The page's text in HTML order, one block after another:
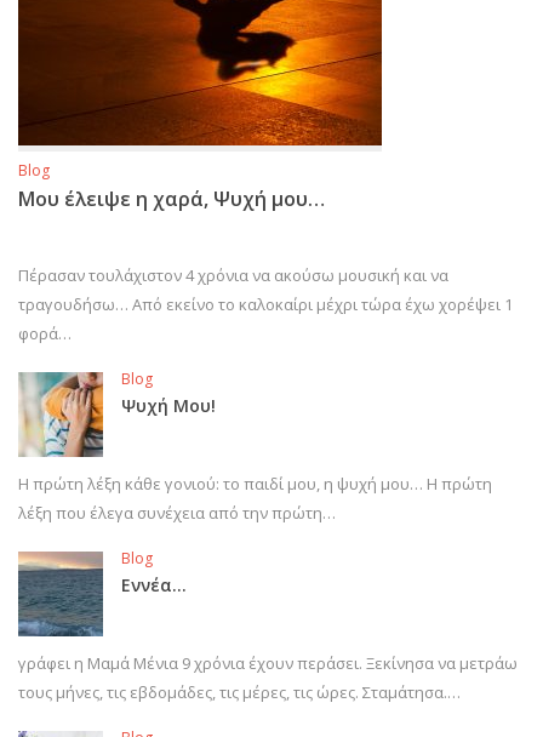
Blog
Μου έλειψε η χαρά, Ψυχή μου…
Πέρασαν τουλάχιστον 4 χρόνια να ακούσω μουσική και να
τραγουδήσω… Από εκείνο το καλοκαίρι μέχρι τώρα έχω χορέψει 1
φορά…
Blog
Ψυχή Μου!
Η πρώτη λέξη κάθε γονιού: το παιδί μου, η ψυχή μου… Η πρώτη
λέξη που έλεγα συνέχεια από την πρώτη…
Blog
Εννέα…
γράφει η Μαμά Μένια 9 χρόνια έχουν περάσει. Ξεκίνησα να μετράω
τους μήνες, τις εβδομάδες, τις μέρες, τις ώρες. Σταμάτησα.…